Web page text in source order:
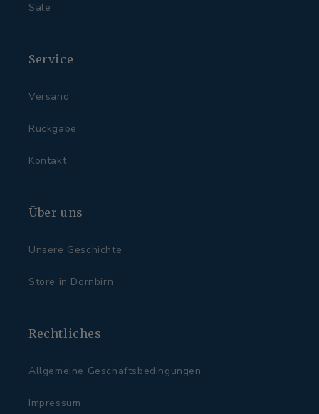
Sale
Service
Versand
Rückgabe
Kontakt
Über uns
Unsere Geschichte
Store in Dornbirn
Rechtliches
Allgemeine Geschäftsbedingungen
Impressum